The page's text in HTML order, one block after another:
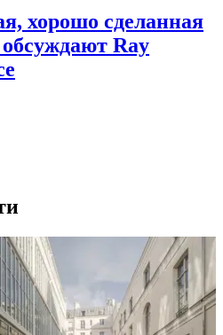
хорошо сделанная
Ray